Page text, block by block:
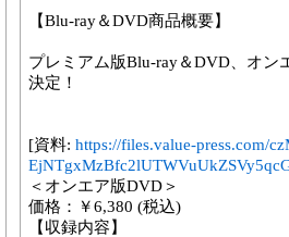
【Blu-ray＆DVD商品概要】
プレミアム版Blu-ray＆DVD、オン
決定！
[資料: https://files.value-press.com/
＜オンエア版DVD＞
価格：￥6,380 (税込)
【収録内容】